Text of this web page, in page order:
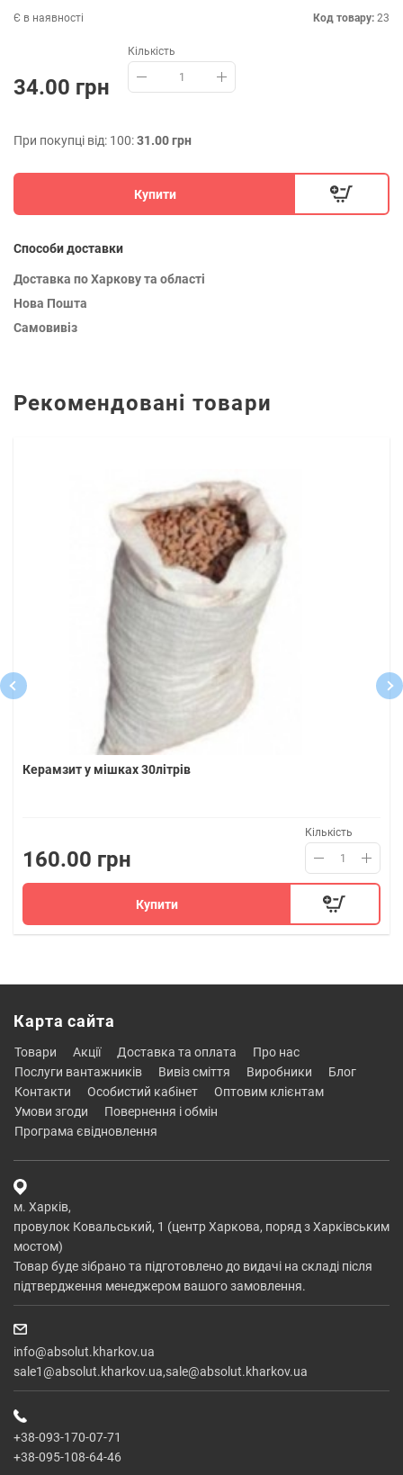
Є в наявності Код товару: 23
34.00 грн
Кількість
При покупці від: 100:31.00 грн
Купити
Способи доставки
Доставка по Харкову та області
Нова Пошта
Самовивіз
Рекомендовані товари
Керамзит у мішках 30літрів
160.00 грн
Кількість
Купити
Карта сайта
товари акції доставка та оплата
про нас
послуги вантажників
вивіз сміття виробники
блог
контакти
особистий кабінет
оптовим клієнтам
умови згоди
повернення і обмін
програма євідновлення
м. Харків,
провулок Ковальський, 1 (центр Харкова, поряд з Харківським
мостом)
Товар буде зібрано та підготовлено до видачі на складі після
підтвердження менеджером вашого замовлення.
info@absolut.kharkov.ua
sale1@absolut.kharkov.ua,sale@absolut.kharkov.ua
+38-093-170-07-71
+38-095-108-64-46